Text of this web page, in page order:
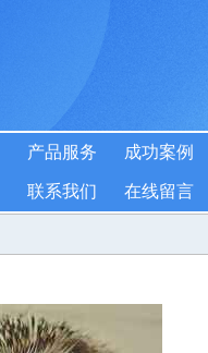
产品服务 成功案例
联系我们 在线留言